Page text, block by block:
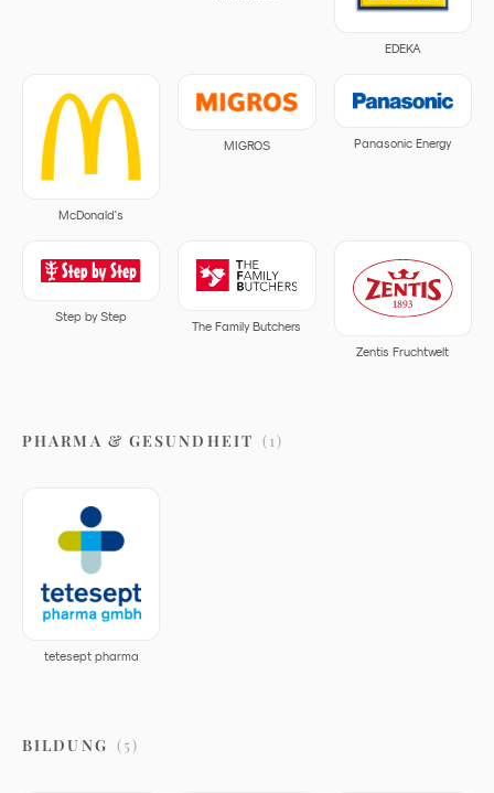
EDEKA
McDonald's
MIGROS Panasonic Energy
Step by Step
The Family Butchers
Zentis Fruchtwelt
PHARMA & GESUNDHEIT (1)
tetesept pharma
BILDUNG (5)